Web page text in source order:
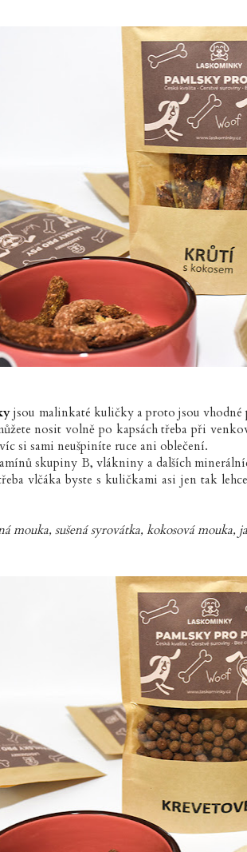
jsou malinkaté kuličky a proto jsou
nosit volně po kapsách třeba při
si sami neušpiníte ruce ani oblečení.
skupiny B, vlákniny a dalších
vlčáka byste s kuličkami asi jen tak
mouka, sušená syrovátka, kokosová mouka,